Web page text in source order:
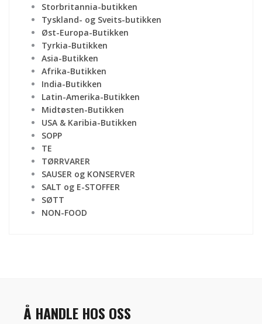
Storbritannia-butikken
Tyskland- og Sveits-butikken
Øst-Europa-Butikken
Tyrkia-Butikken
Asia-Butikken
Afrika-Butikken
India-Butikken
Latin-Amerika-Butikken
Midtøsten-Butikken
USA & Karibia-Butikken
SOPP
TE
TØRRVARER
SAUSER og KONSERVER
SALT og E-STOFFER
SØTT
NON-FOOD
Å HANDLE HOS OSS